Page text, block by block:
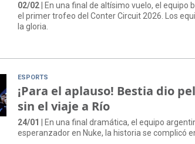
02/02 | En una final de altísimo vuelo, el
el primer trofeo del Conter Circuit 2026. Los
la gloria.
ESPORTS
¡Para el aplauso! Bestia dio
sin el viaje a Río
24/01
| En una final dramática, el equipo
esperanzador en Nuke, la historia se complicó